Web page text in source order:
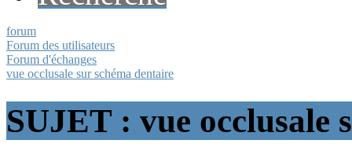
forum
Forum des utilisateurs
Forum d'échanges
vue occlusale sur schéma dentaire
SUJET : vue occlusale